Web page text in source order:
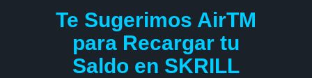
Te Sugerimos AirTM
para Recargar tu
Saldo en SKRILL